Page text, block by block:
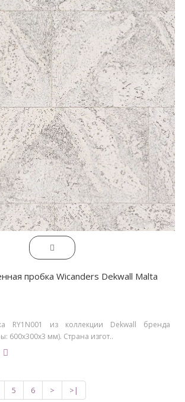
пробка Wicanders Dekwall Malta
RY1N001 из коллекции Dekwall бренда
600x300x3 мм). Страна изгот..
5 6 >
>|